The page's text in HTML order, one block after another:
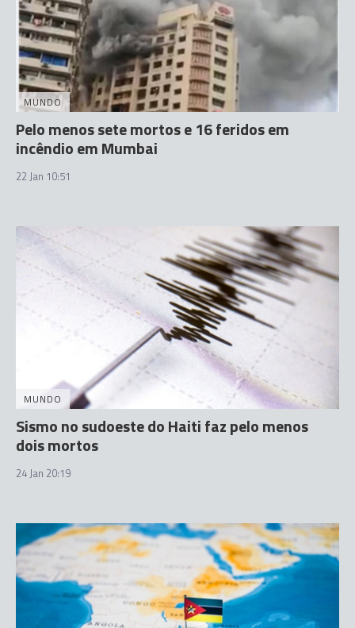
MUNDO
Pelo menos sete mortos e 16 feridos em
incêndio em Mumbai
22 Jan 10:51
MUNDO
Sismo no sudoeste do Haiti faz pelo menos
dois mortos
24 Jan 20:19